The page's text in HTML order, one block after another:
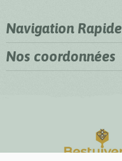
Navigation Rapide
Nos coordonnées